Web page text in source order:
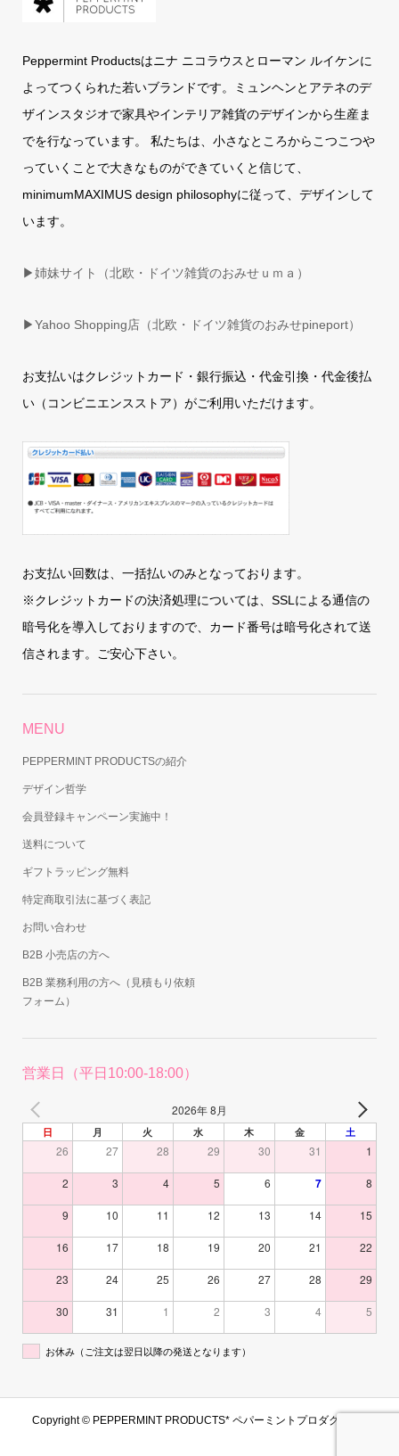
Peppermint Productsはニナ ニコラウスとローマン ルイケンに
よってつくられた若いブランドです。ミュンヘンとアテネのデ
ザインスタジオで家具やインテリア雑貨のデザインから生産ま
でを行なっています。 私たちは、小さなところからこつこつや
っていくことで大きなものができていくと信じて、
minimumMAXIMUS design philosophyに従って、デザインして
います。
▶姉妹サイト（北欧・ドイツ雑貨のおみせｕｍａ）
▶Yahoo Shopping店（北欧・ドイツ雑貨のおみせpineport）
お支払いはクレジットカード・銀行振込・代金引換・代金後払
い（コンビニエンスストア）がご利用いただけます。
お支払い回数は、一括払いのみとなっております。
※クレジットカードの決済処理については、SSLによる通信の
暗号化を導入しておりますので、カード番号は暗号化されて送
信されます。ご安心下さい。
MENU
PEPPERMINT PRODUCTSの紹介
デザイン哲学
会員登録キャンペーン実施中！
送料について
ギフトラッピング無料
特定商取引法に基づく表記
お問い合わせ
B2B 小売店の方へ
B2B 業務利用の方へ（見積もり依頼
フォーム）
営業日（平日10:00-18:00）
2026年 8月
日 月 火 水 木 金 土
26 27 28 29 30 31 1
2 3 4 5 6 7 8
9 10 11 12 13 14 15
16 17 18 19 20 21 22
23 24 25 26 27 28 29
30 31 1 2 3 4 5
お休み（ご注文は翌日以降の発送となります）
Copyright ©PEPPERMINT PRODUCTS* ペパーミントプロダクツ. All